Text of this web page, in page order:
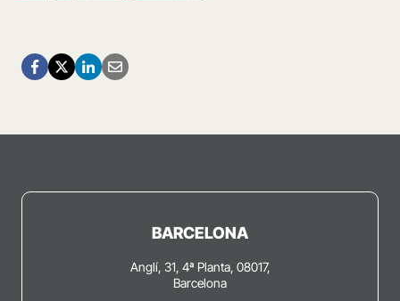
BARCELONA
Anglí, 31, 4ª Planta, 08017,
Barcelona